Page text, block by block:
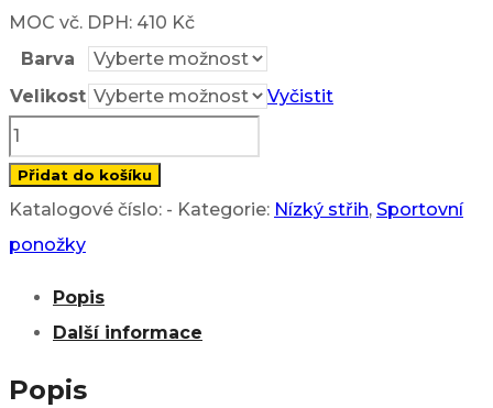
MOC vč. DPH: 410 Kč
Barva
Velikost
Vyčistit
Sportovní
ponožky
AIR
NO-
množství
Přidat do košíku
Katalogové číslo: - Kategorie: Nízký střih, Sportovní
ponožky
Popis
Další informace
Popis